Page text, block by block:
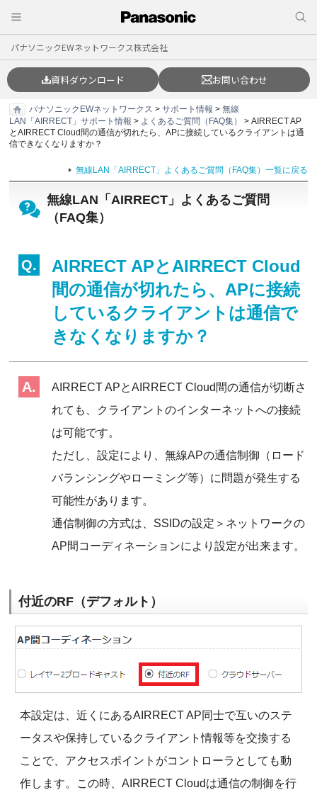
パナソニックEWネットワークス株式会社
資料ダウンロード お問い合わせ
パナソニックEWネットワークス >サポート情報 >無線
LAN「AIRRECT」サポート情報 > よくあるご質問（FAQ集）
> AIRRECT AP
とAIRRECT Cloud間の通信が切れたら、APに接続しているクライアントは通
信できなくなりますか？
無線LAN「AIRRECT」よくあるご質問（FAQ集）一覧に戻る
無線LAN「AIRRECT」よくあるご質問
（FAQ集）
AIRRECT APとAIRRECT Cloud
間の通信が切れたら、APに接続
しているクライアントは通信で
きなくなりますか？
AIRRECT APとAIRRECT Cloud間の通信が切断さ
れても、クライアントのインターネットへの接続
は可能です。
ただし、設定により、無線APの通信制御（ロード
バランシングやローミング等）に問題が発生する
可能性があります。
通信制御の方式は、SSIDの設定＞ネットワークの
AP間コーディネーションにより設定が出来ます。
付近のRF（デフォルト）
本設定は、近くにあるAIRRECT AP同士で互いのステ
ータスや保持しているクライアント情報等を交換する
ことで、アクセスポイントがコントローラとしても動
作します。この時、AIRRECT Cloudは通信の制御を行